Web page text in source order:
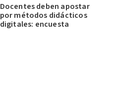
Docentes deben apostar
por métodos didácticos
digitales: encuesta